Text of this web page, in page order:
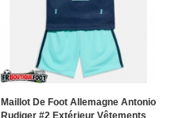
Maillot De Foot Allemagne Antonio
Rudiger #2 Extérieur Vêtements